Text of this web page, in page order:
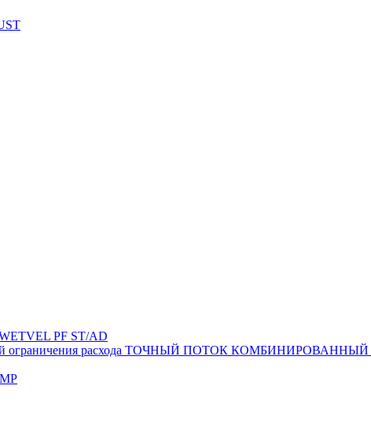
PF ST/AD
ограничения расхода ТОЧНЫЙ ПОТОК